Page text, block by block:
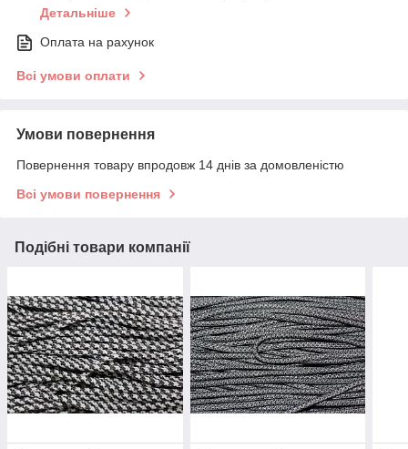
Детальніше
Оплата на рахунок
Всі умови оплати
Умови повернення
Повернення товару впродовж 14 днів за домовленістю
Всі умови повернення
Подібні товари компанії